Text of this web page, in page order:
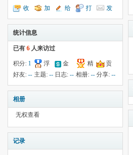
收
听TA
加
为好友
给
我留言
打
个招呼
发
送消息
统计信息
已有 6 人来访过
积分: 1
浮
云:746
金
钱:100
精
华:--
贡
献:--
好友: -- 主题: -- 日志:-- 相册: -- 分享:--
相册
无权查看
记录